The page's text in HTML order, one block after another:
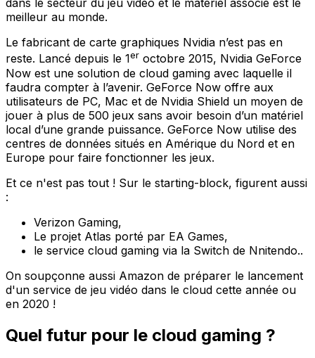
dans le secteur du jeu vidéo et le matériel associé est le
meilleur au monde.
Le fabricant de carte graphiques Nvidia n’est pas en
reste. Lancé depuis le 1er octobre 2015, Nvidia GeForce
Now est une solution de cloud gaming avec laquelle il
faudra compter à l’avenir. GeForce Now offre aux
utilisateurs de PC, Mac et de Nvidia Shield un moyen de
jouer à plus de 500 jeux sans avoir besoin d’un matériel
local d’une grande puissance. GeForce Now utilise des
centres de données situés en Amérique du Nord et en
Europe pour faire fonctionner les jeux.
Et ce n'est pas tout ! Sur le starting-block, figurent aussi
:
Verizon Gaming,
Le projet Atlas porté par EA Games,
le service cloud gaming via la Switch de Nnitendo..
On soupçonne aussi Amazon de préparer le lancement
d'un service de jeu vidéo dans le cloud cette année ou
en 2020 !
Quel futur pour le cloud gaming ?